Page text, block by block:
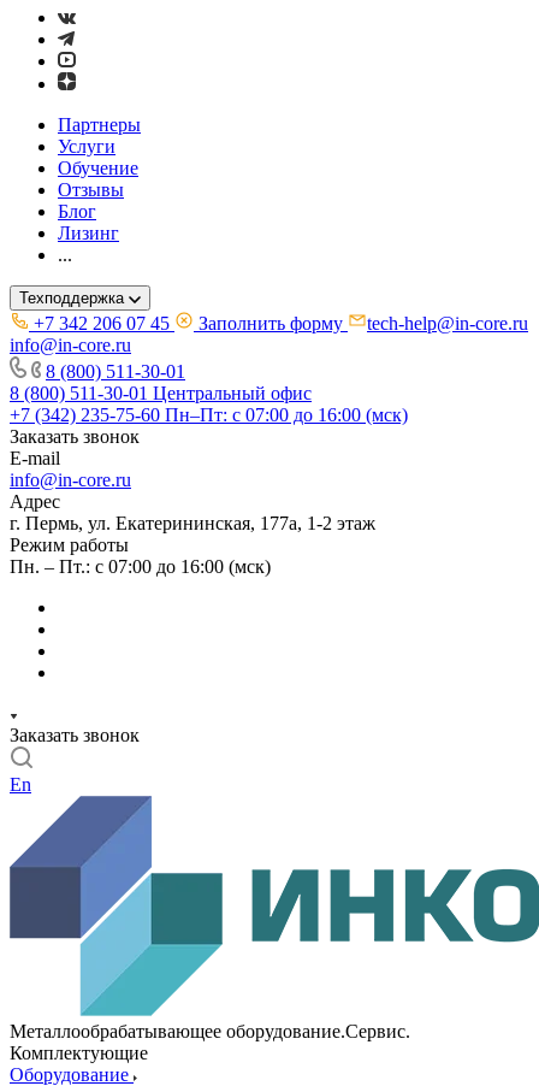
Партнеры
Услуги
Обучение
Отзывы
Блог
Лизинг
...
Техподдержка
+7 342 206 07 45 Заполнить форму
tech-help@in-core.ru
info@in-core.ru
8 (800) 511-30-01
8 (800) 511-30-01 Центральный офис
+7 (342) 235-75-60 Пн–Пт: с 07:00 до 16:00 (мск)
Заказать звонок
E-mail
info@in-core.ru
Адрес
г. Пермь, ул. ​Екатерининская, 177а, ​1-2 этаж
Режим работы
Пн. – Пт.: с 07:00 до 16:00 (мск)
Заказать звонок
En
Металлообрабатывающее оборудование.Сервис.
Комплектующие
Оборудование